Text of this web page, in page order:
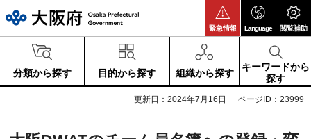
緊急情報 Language 閲覧補助
分類から探す 目的から探す 組織から探す
キーワードから
探す
更新日：2024年7月16日 ページID：23999